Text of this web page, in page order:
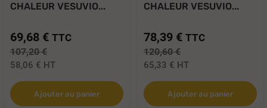
CHALEUR VESUVIO...
69,68 € TTC
107,20 €
58,06 € HT
Ajouter au panier
CHALEUR VESUVIO...
78,39 € TTC
120,60 €
65,33 € HT
Ajouter au panier